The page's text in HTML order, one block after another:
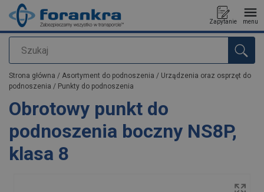
Szukaj
Zapytanie menu
Dodano do zapytania
Strona główna / Asortyment do podnoszenia / Urządzenia oraz osprzęt do
podnoszenia / Punkty do podnoszenia
Obrotowy punkt do
podnoszenia boczny NS8P,
klasa 8